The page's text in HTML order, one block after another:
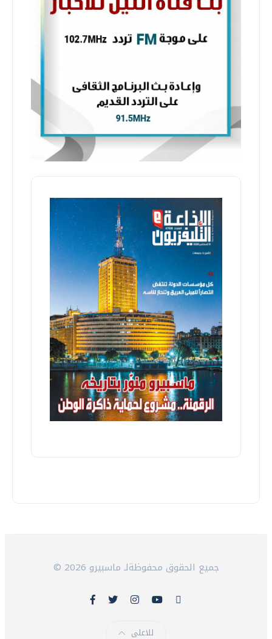
© 2026 جميع الحقوق محفوظةلـ ماسبيرو
للاعلى